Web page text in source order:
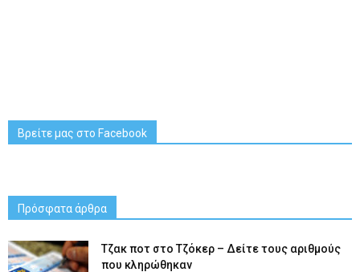
Βρείτε μας στο Facebook
Πρόσφατα άρθρα
Tζακ ποτ στο Τζόκερ – Δείτε τους αριθμούς
που κληρώθηκαν